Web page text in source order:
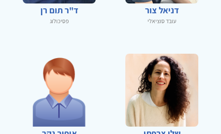
דניאל צור
עובד סוציאלי
ד"ר תום רן
פסיכולוג